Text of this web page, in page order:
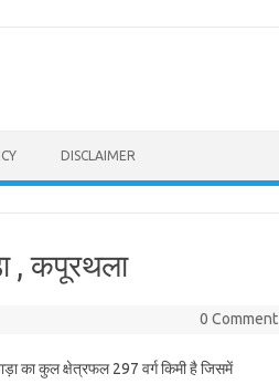
DISCLAIMER
, कपूरथला
0 Comment
का कुल क्षेत्रफल 297 वर्ग किमी है जिसमें